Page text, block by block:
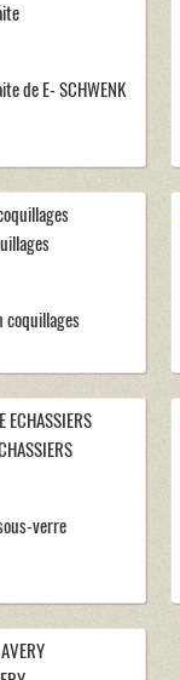
de E- SCHWENK
coquillages
verre